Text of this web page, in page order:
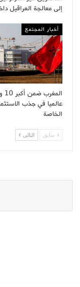
إلى معالجة العراقيل
أخبار المجتمع
عالميا في جذب
الخاصة
سابق التالى